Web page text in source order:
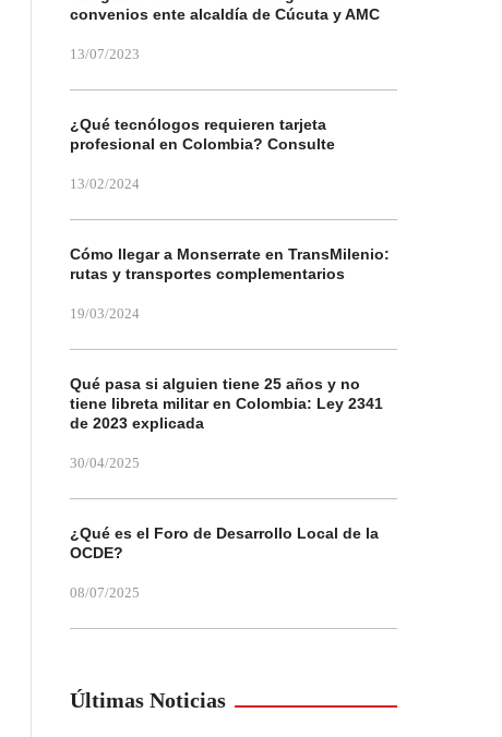
convenios ente alcaldía de Cúcuta y AMC
13/07/2023
¿Qué tecnólogos requieren tarjeta
profesional en Colombia? Consulte
13/02/2024
Cómo llegar a Monserrate en TransMilenio:
rutas y transportes complementarios
19/03/2024
Qué pasa si alguien tiene 25 años y no
tiene libreta militar en Colombia: Ley 2341
de 2023 explicada
30/04/2025
¿Qué es el Foro de Desarrollo Local de la
OCDE?
08/07/2025
Últimas Noticias